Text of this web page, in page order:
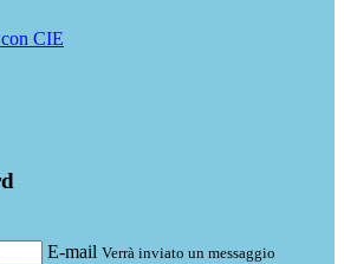
CIE
E-mail Verrà inviato un messaggio